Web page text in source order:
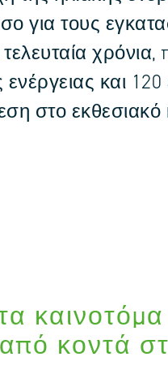
για τους
και
στο εκθεσιακό
κοντά